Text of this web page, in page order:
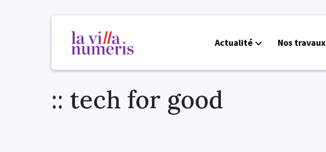
Actualité Nos travaux
:: tech for good